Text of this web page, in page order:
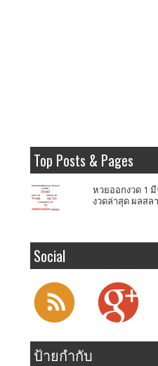
Top Posts & Pages
หวยออกงวด 1
งวดล่าสุด ผลสล
Social
ป้ายกำกับ